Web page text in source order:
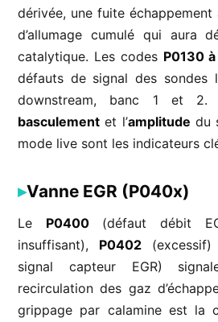
dérivée, une fuite
d’allumage cumulé qui aura
catalytique. Les codes P0130
défauts de signal des sondes
downstream, banc 1 et
basculement et l’amplitude du
mode live sont les indicateurs
Vanne EGR (P040x)
Le P0400(défaut débit
insuffisant), P0402
signal capteur EGR)
recirculation des gaz
grippage par calamine est la